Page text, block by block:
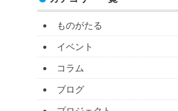
ものがたる
イベント
コラム
ブログ